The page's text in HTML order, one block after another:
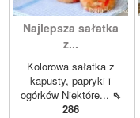
Najlepsza sałatka
z...
Kolorowa sałatka z
kapusty, papryki i
ogórków Niektóre... ⇖
286